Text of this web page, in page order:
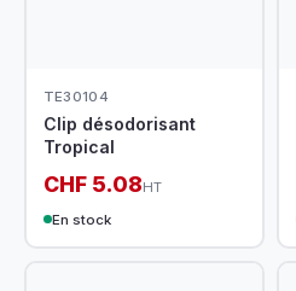
TE30104
Clip désodorisant
Tropical
CHF 5.08HT
En stock